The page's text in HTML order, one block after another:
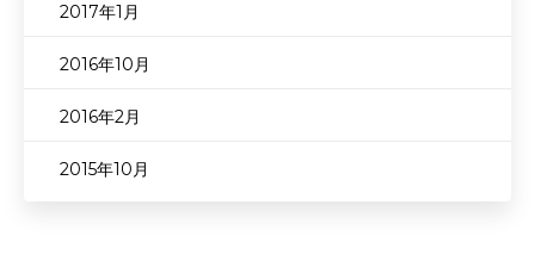
2017年1月
2016年10月
2016年2月
2015年10月